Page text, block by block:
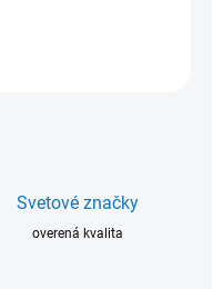
Svetové značky
overená kvalita